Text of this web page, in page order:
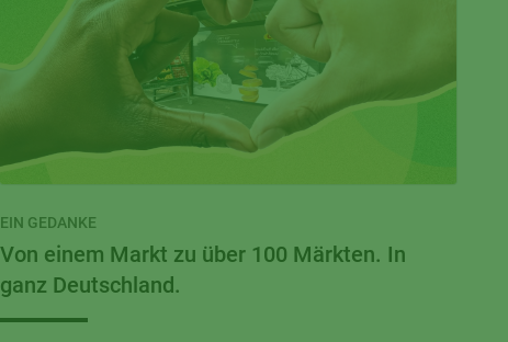
EIN GEDANKE
Von einem Markt zu über 100 Märkten. In
ganz Deutschland.